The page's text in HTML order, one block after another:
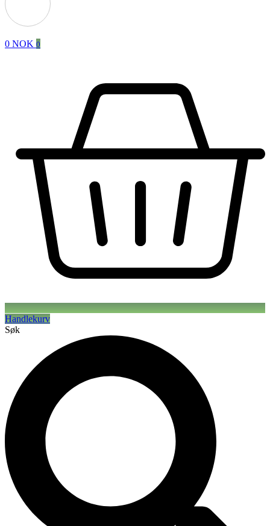
0 NOK 0
Handlekurv
Søk